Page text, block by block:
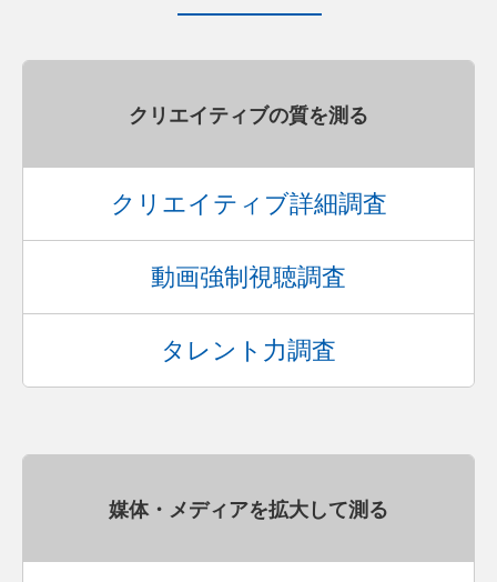
海外調査
タレント力評価
アカデミーパック販売
データ提供・活用
クリエイティブの質を測る
クリエイティブ詳細調査
動画強制視聴調査
タレント力調査
媒体・メディアを拡大して測る